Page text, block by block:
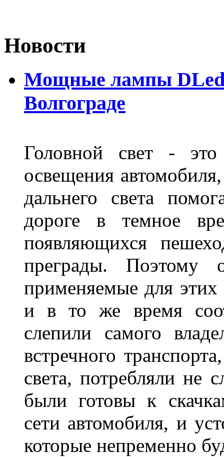
Новости
Мощные лампы DLed
Волгограде
Головной свет -
освещения
дальнего света
дороге в темное
появляющихся
преграды. Поэтому
применяемые для
и в то же время
слепили самого
встречного
света, потребляли не
были готовы к
сети автомобиля, и
которые непременно